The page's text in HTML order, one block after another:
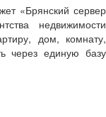
«Брянский сервер
недвижимости
дом, комнату,
через единую базу